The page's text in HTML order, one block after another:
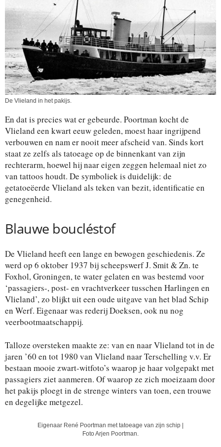
De Vlieland in het pakijs.
En dat is precies wat er gebeurde. Poortman kocht de
Vlieland een kwart eeuw geleden, moest haar ingrijpend
verbouwen en nam er nooit meer afscheid van. Sinds kort
staat ze zelfs als tatoeage op de binnenkant van zijn
rechterarm, hoewel hij naar eigen zeggen helemaal niet zo
van tattoos houdt. De symboliek is duidelijk: de
getatoeëerde Vlieland als teken van bezit, identificatie en
genegenheid.
Blauwe boucléstof
De Vlieland heeft een lange en bewogen geschiedenis. Ze
werd op 6 oktober 1937 bij scheepswerf J. Smit & Zn. te
Foxhol, Groningen, te water gelaten en was bestemd voor
‘passagiers-, post- en vrachtverkeer tusschen Harlingen en
Vlieland’, zo blijkt uit een oude uitgave van het blad Schip
en Werf. Eigenaar was rederij Doeksen, ook nu nog
veerbootmaatschappij.
Talloze oversteken maakte ze: van en naar Vlieland tot in de
jaren ’60 en tot 1980 van Vlieland naar Terschelling v.v. Er
bestaan mooie zwart-witfoto’s waarop je haar volgepakt met
passagiers ziet aanmeren. Of waarop ze zich moeizaam door
het pakijs ploegt in de strenge winters van toen, een trouwe
en degelijke metgezel.
Eigenaar René Poortman met tatoeage van zijn schip |
Foto Arjen Poortman.